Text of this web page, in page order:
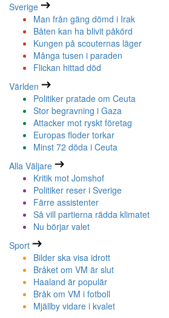
Sverige
Man från gäng dömd i Irak
Båten kan ha blivit påkörd
Kungen på scouternas läger
Många tusen i paraden
Flickan hittad död
Världen
Politiker pratade om Ceuta
Stor begravning i Gaza
Attacker mot ryskt företag
Europas floder torkar
Minst 72 döda i Ceuta
Alla Väljare
Kritik mot Jomshof
Politiker reser i Sverige
Färre assistenter
Så vill partierna rädda klimatet
Nu börjar valet
Sport
Bilder ska visa idrott
Bråket om VM är slut
Haaland är populär
Bråk om VM i fotboll
Mjällby vidare i kvalet